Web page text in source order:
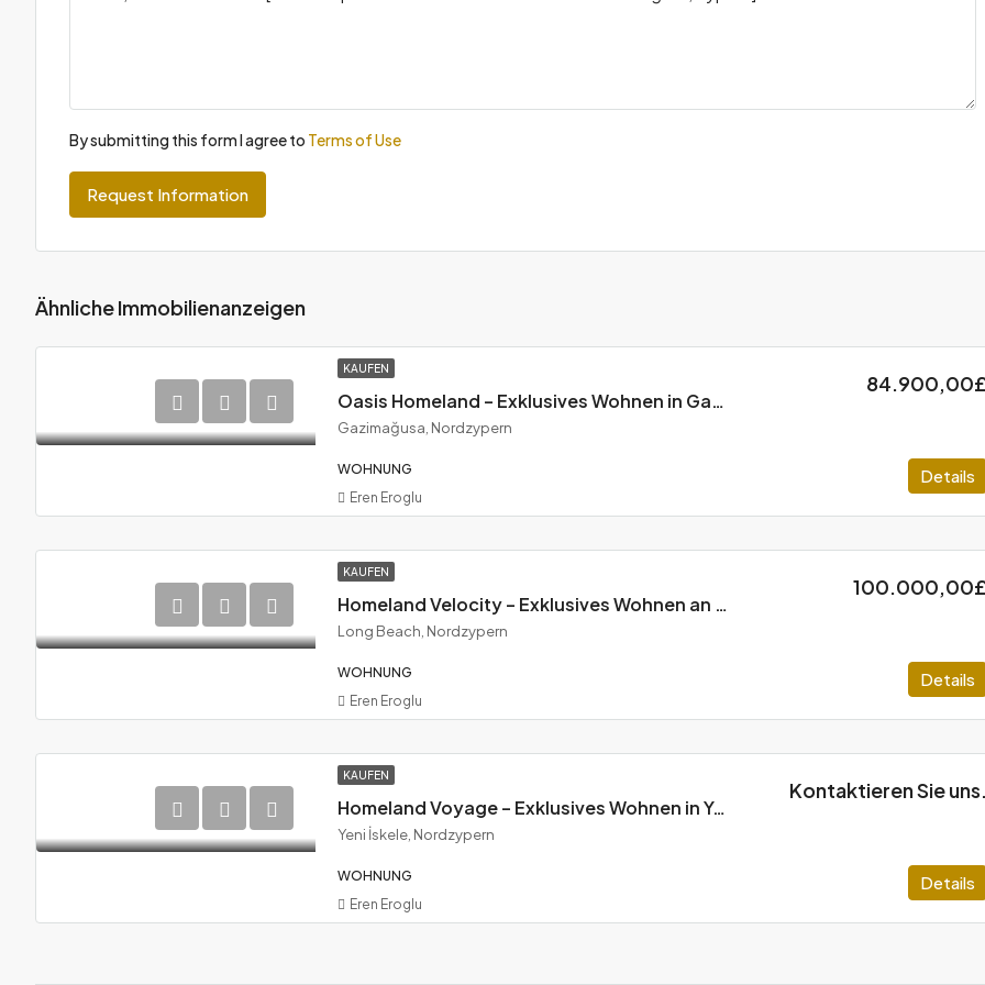
By submitting this form I agree to Terms of Use
Request Information
Ähnliche Immobilienanzeigen
KAUFEN
Oasis Homeland – Exklusives Wohnen in Gazimagusa, Zypern
Gazimağusa, Nordzypern
WOHNUNG Details
Eren Eroglu
KAUFEN
Homeland Velocity – Exklusives Wohnen an Long Beach, Zypern
Long Beach, Nordzypern
WOHNUNG Details
Eren Eroglu
KAUFEN
Homeland Voyage – Exklusives Wohnen in Yeni iskele, Zypern
Kontaktieren Sie
Yeni İskele, Nordzypern
WOHNUNG Details
Eren Eroglu